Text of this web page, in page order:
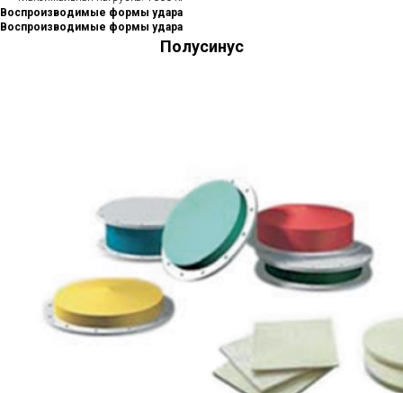
Воспроизводимые формы удара
Воспроизводимые формы удара
Полусинус